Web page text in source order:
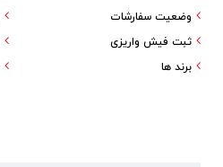
وضعیت سفارشات
ثبت فیش واریزی
برند ها